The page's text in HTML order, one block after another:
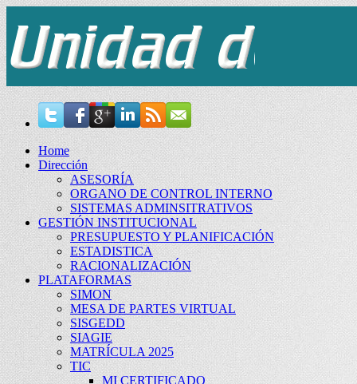
Home
Dirección
ASESORÍA
ORGANO DE CONTROL INTERNO
SISTEMAS ADMINSITRATIVOS
GESTIÓN INSTITUCIONAL
PRESUPUESTO Y PLANIFICACIÓN
ESTADISTICA
RACIONALIZACIÓN
PLATAFORMAS
SIMON
MESA DE PARTES VIRTUAL
SISGEDD
SIAGIE
MATRÍCULA 2025
TIC
MI CERTIFICADO